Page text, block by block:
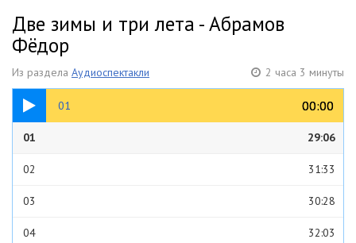
Две зимы и три лета - Абрамов
Фёдор
Из раздела Аудиоспектакли 2 часа 3 минуты
01 00:00
00:00
29:06
01 29:06
02 31:33
03 30:28
04 32:03